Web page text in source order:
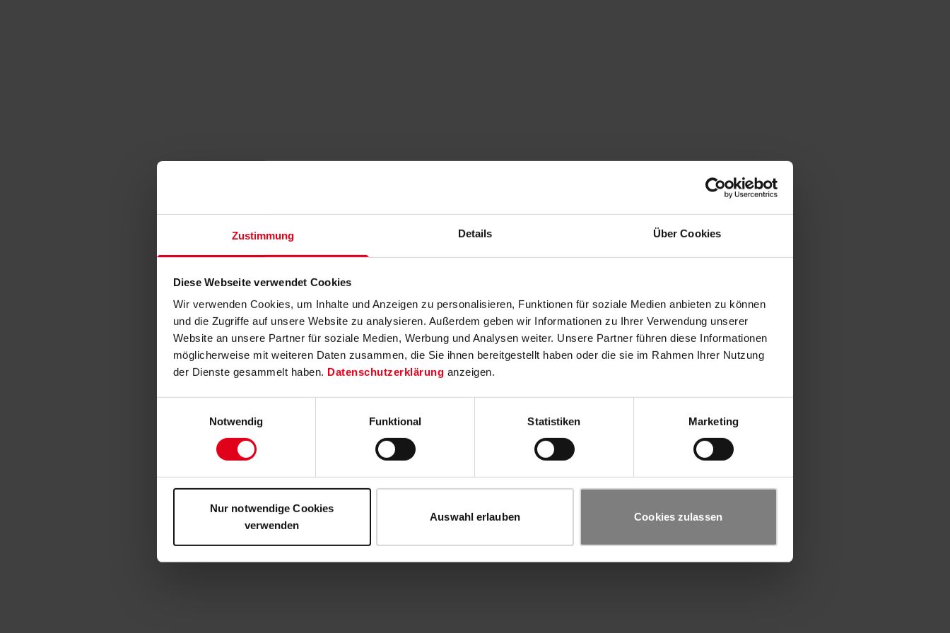
Zustimmung Details Über Cookies
Diese Webseite verwendet Cookies
Wir verwenden Cookies, um Inhalte und Anzeigen zu personalisieren, Funktionen für soziale Medien anbieten zu können
und die Zugriffe auf unsere Website zu analysieren. Außerdem geben wir Informationen zu Ihrer Verwendung unserer
Website an unsere Partner für soziale Medien, Werbung und Analysen weiter. Unsere Partner führen diese Informationen
möglicherweise mit weiteren Daten zusammen, die Sie ihnen bereitgestellt haben oder die sie im Rahmen Ihrer Nutzung
der Dienste gesammelt haben. Datenschutzerklärung anzeigen.
Notwendig
Funktional Statistiken Marketing
Nur notwendige Cookies
verwenden
Auswahl erlauben Cookies zulassen